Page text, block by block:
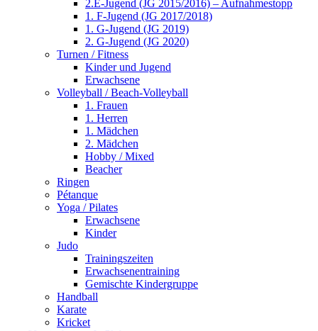
2.E-Jugend (JG 2015/2016) – Aufnahmestopp
1. F-Jugend (JG 2017/2018)
1. G-Jugend (JG 2019)
2. G-Jugend (JG 2020)
Turnen / Fitness
Kinder und Jugend
Erwachsene
Volleyball / Beach-Volleyball
1. Frauen
1. Herren
1. Mädchen
2. Mädchen
Hobby / Mixed
Beacher
Ringen
Pétanque
Yoga / Pilates
Erwachsene
Kinder
Judo
Trainingszeiten
Erwachsenentraining
Gemischte Kindergruppe
Handball
Karate
Kricket